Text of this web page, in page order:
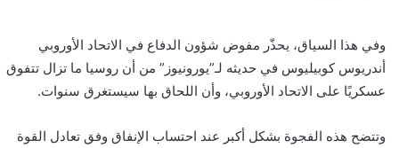
وفي هذا السياق، يحذّر مفوض شؤون الدفاع في الاتحاد الأوروبي
أندريوس كوبيليوس في حديثه لـ”يورونيوز” من أن روسيا ما تزال تتفوق
عسكريًا على الاتحاد الأوروبي، وأن اللحاق بها سيستغرق سنوات.
وتتضح هذه الفجوة بشكل أكبر عند احتساب الإنفاق وفق تعادل القوة